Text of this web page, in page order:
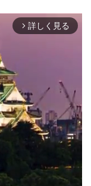
arrow_forward_ios 詳しく見る